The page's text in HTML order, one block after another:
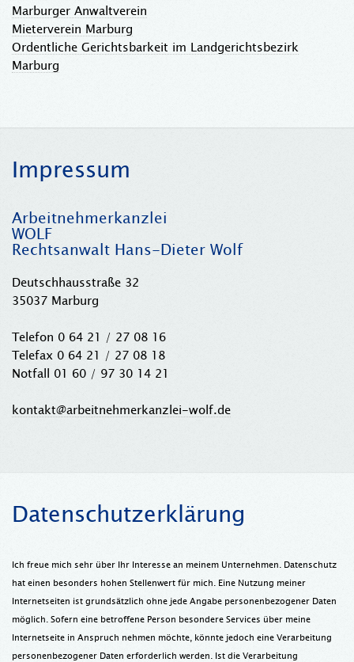
Marburger Anwaltverein
Mieterverein Marburg
Ordentliche Gerichtsbarkeit im Landgerichtsbezirk
Marburg
Impressum
Arbeitnehmerkanzlei
WOLF
Rechtsanwalt Hans-Dieter Wolf
Deutschhausstraße 32
35037 Marburg
Telefon 0 64 21 / 27 08 16
Telefax 0 64 21 / 27 08 18
Notfall 01 60 / 97 30 14 21
kontakt@arbeitnehmerkanzlei-wolf.de
Datenschutzerklärung
Ich freue mich sehr über Ihr Interesse an meinem Unternehmen. Datenschutz
hat einen besonders hohen Stellenwert für mich. Eine Nutzung meiner
Internetseiten ist grundsätzlich ohne jede Angabe personenbezogener Daten
möglich. Sofern eine betroffene Person besondere Services über meine
Internetseite in Anspruch nehmen möchte, könnte jedoch eine Verarbeitung
personenbezogener Daten erforderlich werden. Ist die Verarbeitung